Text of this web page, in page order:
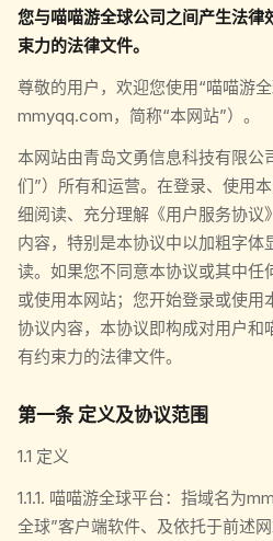
您与喵喵游全球公司之间产生法律
束力的法律文件。
尊敬的用户，欢迎您使用“喵喵游全
mmyqq.com，简称“本网站”）。
本网站由青岛文勇信息科技有限公
们”）所有和运营。在登录、使用
细阅读、充分理解《用户服务协议
内容，特别是本协议中以加粗字体
读。如果您不同意本协议或其中任
或使用本网站；您开始登录或使用
协议内容，本协议即构成对用户和
有约束力的法律文件。
第一条 定义及协议范围
1.1 定义
1.1.1. 喵喵游全球平台：指域名为
全球”客户端软件、及依托于前述